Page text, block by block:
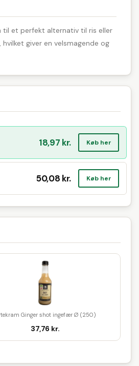
til et perfekt alternativ til ris eller
giver en velsmagende og
18,97 kr. Køb her
50,08 kr. Køb her
Ginger shot ingefær Ø (250)
37,76 kr.